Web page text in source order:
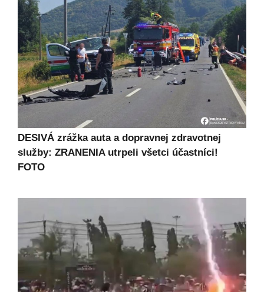
DESIVÁ zrážka auta a dopravnej zdravotnej
služby: ZRANENIA utrpeli všetci účastníci!
FOTO